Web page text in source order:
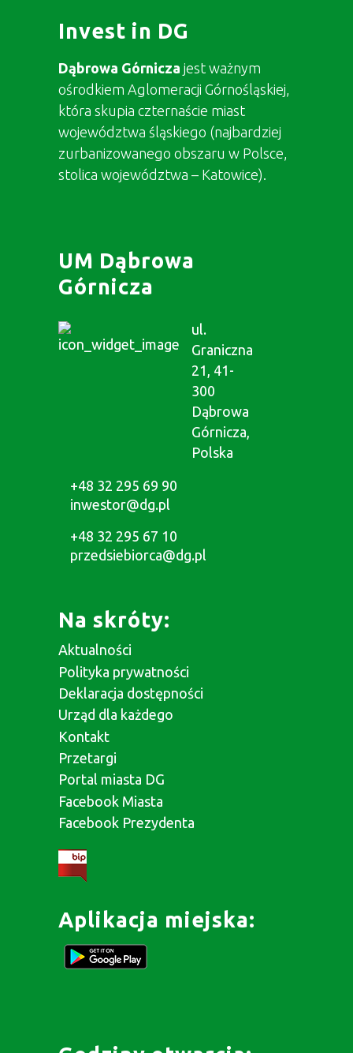
Invest in DG
Dąbrowa Górnicza jest ważnym
ośrodkiem Aglomeracji Górnośląskiej,
która skupia czternaście miast
województwa śląskiego (najbardziej
zurbanizowanego obszaru w Polsce,
stolica województwa – Katowice).
UM Dąbrowa
Górnicza
ul.
Graniczna
21, 41-
300
Dąbrowa
Górnicza,
Polska
+48 32 295 69 90
inwestor@dg.pl
+48 32 295 67 10
przedsiebiorca@dg.pl
Na skróty:
Aktualności
Polityka prywatności
Deklaracja dostępności
Urząd dla każdego
Kontakt
Przetargi
Portal miasta DG
Facebook Miasta
Facebook Prezydenta
Aplikacja miejska: